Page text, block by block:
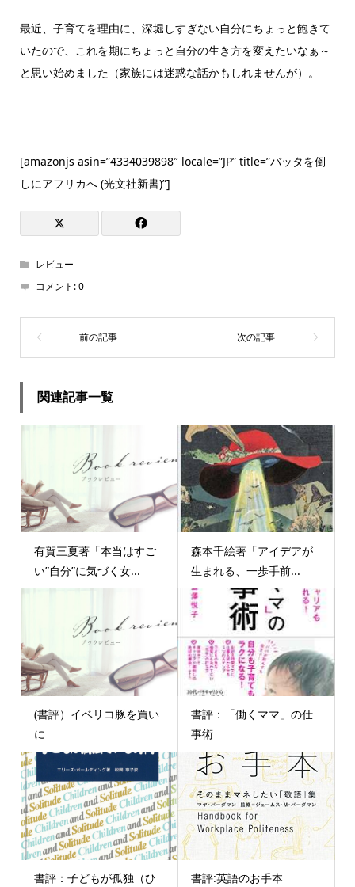
最近、子育てを理由に、深堀しすぎない自分にちょっと飽きて
いたので、これを期にちょっと自分の生き方を変えたいなぁ～
と思い始めました（家族には迷惑な話かもしれませんが）。
[amazonjs asin=”4334039898″ locale=”JP” title=”バッタを倒
しにアフリカへ (光文社新書)”]
レビュー
コメント:0
関連記事一覧
有賀三夏著「本当はすご
い”自分”に気づく女...
森本千絵著「アイデアが
生まれる、一歩手前...
(書評）イベリコ豚を買い
に
書評：「働くママ」の仕
事術
書評：子どもが孤独（ひ
書評:英語のお手本